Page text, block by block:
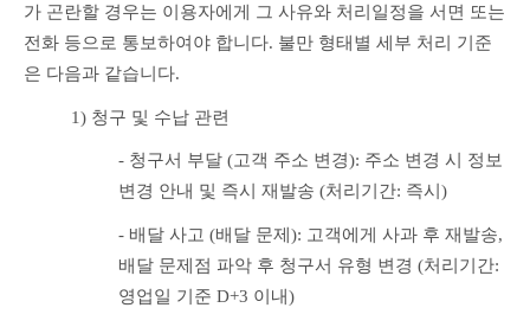
가 곤란할 경우는 이용자에게 그 사유와 처리일정을 서면 또는
전화 등으로 통보하여야 합니다. 불만 형태별 세부 처리 기준
은 다음과 같습니다.
1) 청구 및 수납 관련
- 청구서 부달 (고객 주소 변경): 주소 변경 시 정보
변경 안내 및 즉시 재발송 (처리기간: 즉시)
- 배달 사고 (배달 문제): 고객에게 사과 후 재발송,
배달 문제점 파악 후 청구서 유형 변경 (처리기간:
영업일 기준 D+3 이내)